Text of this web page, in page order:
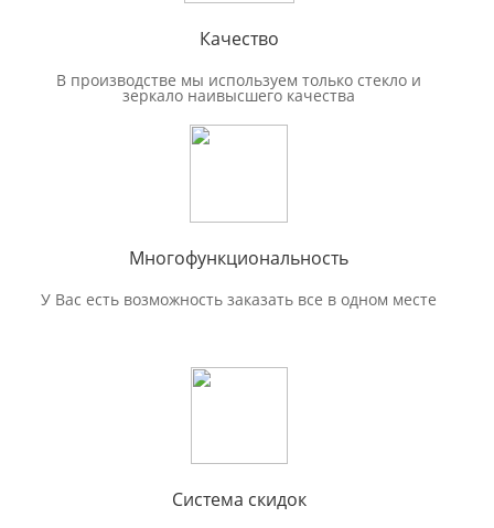
Качество
В производстве мы используем только стекло и
зеркало наивысшего качества
Многофункциональность
У Вас есть возможность заказать все в одном месте
Система скидок